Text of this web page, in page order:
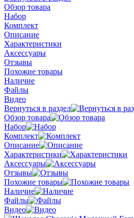
Обзор товара
Набор
Комплект
Описание
Характеристики
Аксессуары
Отзывы
Похожие товары
Наличие
Файлы
Видео
Вернуться в раздел
Обзор товара
Набор
Комплект
Описание
Характеристики
Аксессуары
Отзывы
Похожие товары
Наличие
Файлы
Видео